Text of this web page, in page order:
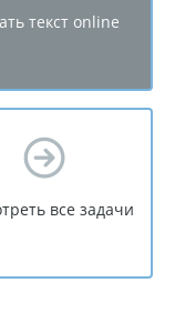
текст online
все задачи